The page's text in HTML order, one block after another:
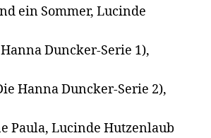
ein Sommer, Lucinde
Duncker-Serie 1),
Hanna Duncker-Serie 2),
Paula, Lucinde Hutzenlaub